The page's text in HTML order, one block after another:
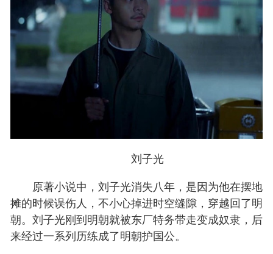
刘子光
原著小说中，刘子光消失八年，是因为他在摆地
摊的时候误伤人，不小心掉进时空缝隙，穿越回了明
朝。刘子光刚到明朝就被东厂特务带走变成奴隶，后
来经过一系列历练成了明朝护国公。